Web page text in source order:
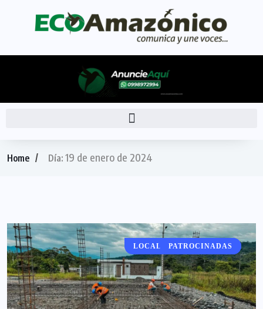
Home Día: 19 de enero de 2024
LOCALES - REGIONALES
PATROCINADAS